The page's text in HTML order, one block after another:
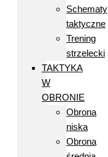
Schematy
taktyczne
Trening
strzelecki
TAKTYKA
W
OBRONIE
Obrona
niska
Obrona